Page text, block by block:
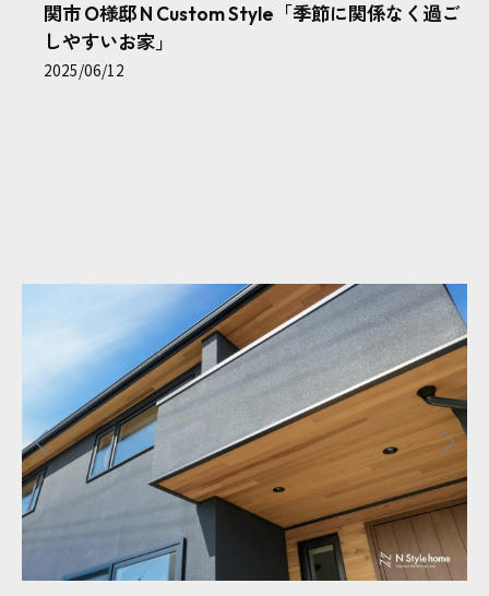
関市 O様邸 N Custom Style「季節に関係なく過ご
しやすいお家」
2025/06/12